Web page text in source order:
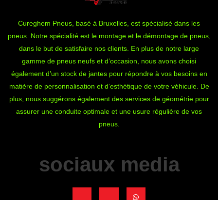
Cureghem Pneus, basé à Bruxelles, est spécialisé dans les
pneus. Notre spécialité est le montage et le démontage de pneus,
dans le but de satisfaire nos clients. En plus de notre large
gamme de pneus neufs et d’occasion, nous avons choisi
également d’un stock de jantes pour répondre à vos besoins en
matière de personnalisation et d’esthétique de votre véhicule. De
plus, nous suggérons également des services de géométrie pour
assurer une conduite optimale et une usure régulière de vos
pneus.
sociaux media
h